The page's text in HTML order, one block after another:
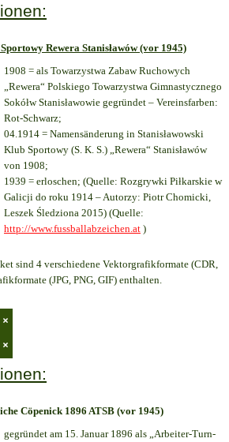
Rewera Stanisławów (vor 1945)
1908 = als Towarzystwa Zabaw Ruchowych
„Rewera“ Polskiego Towarzystwa Gimnastycznego
Sokółw Stanisławowie gegründet – Vereinsfarben:
Rot-Schwarz;
04.1914 = Namensänderung in Stanisławowski
Klub Sportowy (S. K. S.) „Rewera“ Stanisławów
von 1908;
1939 = erloschen; (Quelle: Rozgrywki Piłkarskie w
Galicji do roku 1914 – Autorzy: Piotr Chomicki,
Leszek Śledziona 2015) (Quelle:
http://www.fussballabzeichen.at )
sind 4 verschiedene Vektorgrafikformate (CDR,
(JPG, PNG, GIF) enthalten.
×
×
Cöpenick 1896 ATSB (vor 1945)
gegründet am 15. Januar 1896 als „Arbeiter-Turn-